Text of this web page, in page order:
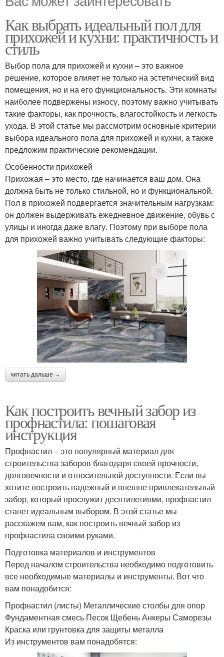
Как выбрать идеальный пол для
прихожей и кухни: практичность и
стиль
Выбор пола для прихожей и кухни – это важное
решение, которое влияет не только на эстетический вид
помещения, но и на его функциональность. Эти комнаты
наиболее подвержены износу, поэтому важно учитывать
такие факторы, как прочность, влагостойкость и легкость
ухода. В этой статье мы рассмотрим основные критерии
выбора идеального пола для прихожей и кухни, а также
предложим практические рекомендации.
Особенности прихожей
Прихожая – это место, где начинается ваш дом. Она
должна быть не только стильной, но и функциональной.
Пол в прихожей подвергается значительным нагрузкам:
он должен выдерживать ежедневное движение, обувь с
улицы и иногда даже влагу. Поэтому при выборе пола
для прихожей важно учитывать следующие факторы:
читать дальше →
Как построить вечный забор из
профнастила: пошаговая
инструкция
Профнастил – это популярный материал для
строительства заборов благодаря своей прочности,
долговечности и относительной доступности. Если вы
хотите построить надежный и внешне привлекательный
забор, который прослужит десятилетиями, профнастил
станет идеальным выбором. В этой статье мы
расскажем вам, как построить вечный забор из
профнастила своими руками.
Подготовка материалов и инструментов
Перед началом строительства необходимо подготовить
все необходимые материалы и инструменты. Вот что
вам понадобится:
Профнастил (листы) Металлические столбы для опор
Фундаментная смесь Песок Щебень Анкеры Саморезы
Краска или грунтовка для защиты металла
Из инструментов вам понадобятся: